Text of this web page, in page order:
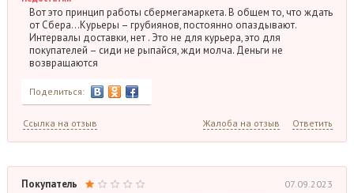
Вот это принцип работы сбермегамаркета. В общем то, что ждать
от Сбера…Курьеры – грубиянов, постоянно опаздывают.
Интервалы доставки, нет . Это не для курьера, это для
покупателей – сиди не рыпайся, жди молча. Деньги не
возвращаются
Поделиться:
Ссылка на отзыв Жалоба на отзыв Ответить
Покупатель 07.09.2023